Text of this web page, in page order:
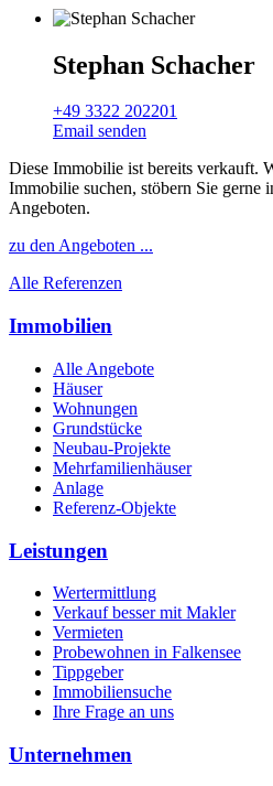
Stephan Schacher
+49 3322 202201
Email senden
Diese Immobilie ist bereits verkauft.
Immobilie suchen, stöbern Sie gerne
Angeboten.
zu den Angeboten ...
Alle Referenzen
Immobilien
Alle Angebote
Häuser
Wohnungen
Grundstücke
Neubau-Projekte
Mehrfamilienhäuser
Anlage
Referenz-Objekte
Leistungen
Wertermittlung
Verkauf besser mit Makler
Vermieten
Probewohnen in Falkensee
Tippgeber
Immobiliensuche
Ihre Frage an uns
Unternehmen